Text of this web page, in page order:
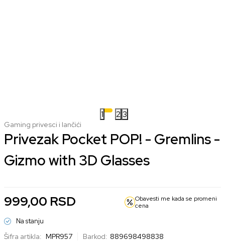
1 2 3
Gaming privesci i lančići
Privezak Pocket POP! - Gremlins -
Gizmo with 3D Glasses
999,00 RSD
Obavesti me kada se promeni
cena
Na stanju
Šifra artikla: MPR957 Barkod: 889698498838